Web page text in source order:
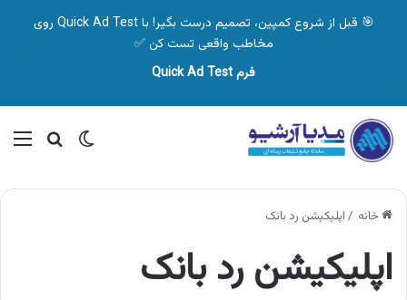
🎯 قبل از شروع کمپین، تصمیم درست بگیر! با Quick Ad Test روی
مخاطب واقعی تست کن ✅
فرم Quick Ad Test
تغییر پوسته
خانه / اپلیکیشن رد بانک
اپلیکیشن رد بانک